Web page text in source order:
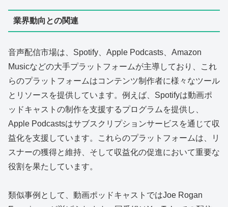
業界動向との関連
音声配信市場は、Spotify、Apple Podcasts、Amazon
Musicなどの大手プラットフォームが主導しており、これ
らのプラットフォームはコンテンツ制作者に様々なツール
とリソースを提供しています。例えば、Spotifyは動画ポ
ッドキャストの制作を支援するプログラムを提供し、
Apple Podcastsはサブスクリプションサービスを通じて収
益化を支援しています。これらのプラットフォームは、リ
スナーの獲得と維持、そして収益化の促進において重要な
役割を果たしています。
類似事例として、動画ポッドキャストではJoe Rogan